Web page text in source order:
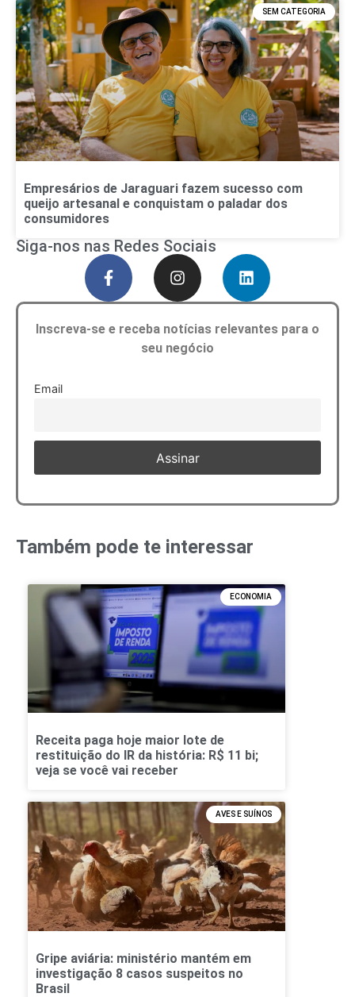
SEM CATEGORIA
Empresários de Jaraguari fazem sucesso com
queijo artesanal e conquistam o paladar dos
consumidores
Siga-nos nas Redes Sociais
Inscreva-se e receba notícias relevantes para o
seu negócio
Email
Também pode te interessar
ECONOMIA
Receita paga hoje maior lote de
restituição do IR da história: R$ 11 bi;
veja se você vai receber
AVES E SUÍNOS
Gripe aviária: ministério mantém em
investigação 8 casos suspeitos no
Brasil